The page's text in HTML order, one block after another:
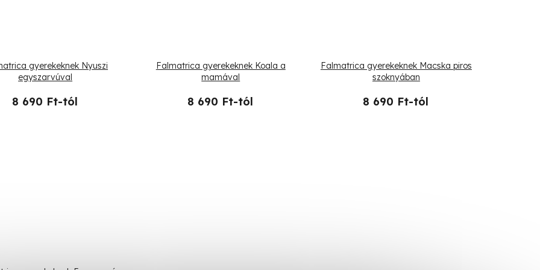
gyerekeknek Nyuszi
egyszarvúval
8 690 Ft-tól
Falmatrica gyerekeknek Koala a
mamával
8 690 Ft-tól
Falmatrica gyerekeknek Macska piros
szoknyában
8 690 Ft-tól